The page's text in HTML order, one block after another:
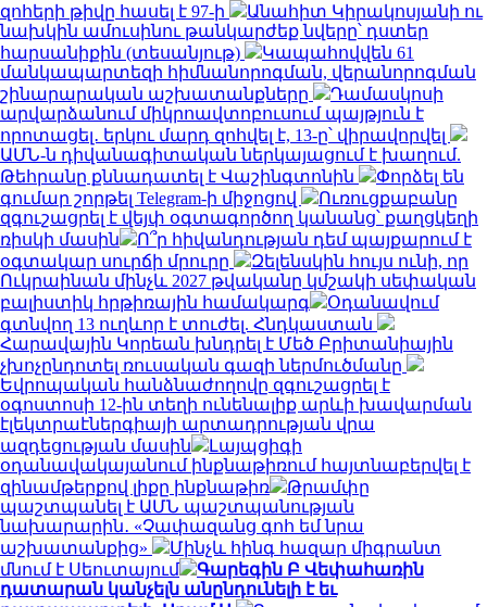
զոհերի թիվը հասել է 97-ի
Անահիտ Կիրակոսյանի ու
նախկին ամուսինու թանկարժեք նվերը՝ դստեր
հարսանիքին (տեսանյութ)
Կապահովվեն 61
մանկապարտեզի հիմնանորոգման, վերանորոգման
շինարարական աշխատանքները
Դամասկոսի
արվարձանում միկրոավտոբուսում պայթյուն է
որոտացել․ երկու մարդ զոհվել է, 13-ը՝ վիրավորվել
ԱՄՆ-ն դիվանագիտական ներկայացում է խաղում.
Թեհրանը քննադատել է Վաշինգտոնին
Փորձել են
գումար շորթել Telegram-ի միջոցով
Ուռուցքաբանը
զգուշացրել է վեյփ օգտագործող կանանց՝ քաղցկեղի
ռիսկի մասին
Ո՞ր հիվանդության դեմ պայքարում է
օգտակար սուրճի մրուրը
Զելենսկին հույս ունի, որ
Ուկրաինան մինչև 2027 թվականը կմշակի սեփական
բալիստիկ հրթիռային համակարգ
Օդանավում
գտնվող 13 ուղևոր է տուժել. Հնդկաստան
Հարավային Կորեան խնդրել է Մեծ Բրիտանիային
չխոչընդոտել ռուսական գազի ներմուծմանը
Եվրոպական հանձնաժողովը զգուշացրել է
օգոստոսի 12-ին տեղի ունենալիք արևի խավարման
էլեկտրաէներգիայի արտադրության վրա
ազդեցության մասին
Լայպցիգի
օդանավակայանում ինքնաթիռում հայտնաբերվել է
զինամթերքով լիքը ինքնաթիռ
Թրամփը
պաշտպանել է ԱՄՆ պաշտպանության
նախարարին․ «Չափազանց գոհ եմ նրա
աշխատանքից»
Մինչև հինգ հազար միգրանտ
մնում է Սեուտայում
Գարեգին Բ Վեփահառին
դատարան կանչելն անընդունելի է եւ